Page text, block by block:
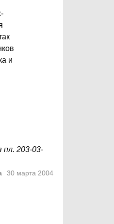
и
пл. 203-03-
30 марта 2004